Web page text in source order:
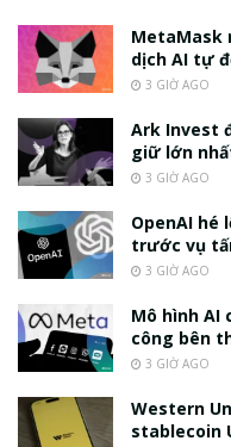
MetaMask
dịch AI tự
3 GIỜ AGO
Ark Invest
giữ lớn
3 GIỜ AGO
OpenAI hé
trước vụ
3 GIỜ AGO
Mô hình AI
công bên
3 GIỜ AGO
Western
stablecoin